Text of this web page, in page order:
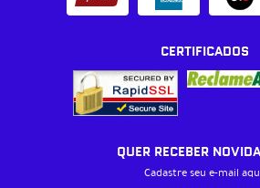
CERTIFICADOS
QUER RECEBER
Cadastre seu e-mail